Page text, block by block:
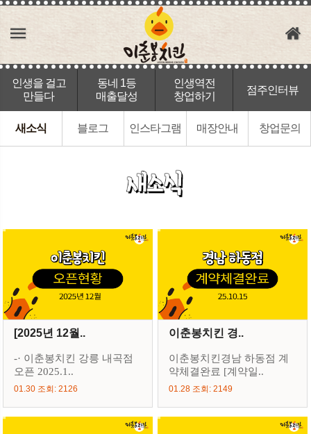
인생을 걸고
만들다
동네 1등
매출달성
인생역전
창업하기
점주인터뷰
새소식 블로그 인스타그램 매장안내 창업문의
[2025년 12월..
-· 이춘봉치킨 강릉 내곡점
오픈 2025.1..
01.30 조회: 2126
이춘봉치킨 경..
이춘봉치킨경남 하동점 계
약체결완료 [계약일..
01.28 조회: 2149